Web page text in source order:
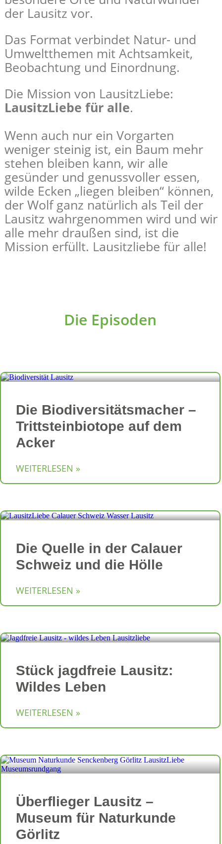
der Lausitz vor.
Das Format verbindet Natur- und
Umweltthemen mit Achtsamkeit,
Beobachtung und Einordnung.
Die Mission von LausitzLiebe:
LausitzLiebe für alle.
Wenn auch nur ein Vorgarten
weniger steinig ist, ein Baum mehr
stehen bleiben kann, wir alle
gesünder und genussvoller essen,
wilde Ecken „liegen bleiben“ können,
der Wolf ganz natürlich als Teil der
Lausitz wahrgenommen wird und wir
alle mehr draußen sind, ist die
Mission erfüllt. Lausitzliebe für alle!
Die Episoden
Die Biodiversitätsmacher –
Trittsteinbiotope auf dem
Acker
WEITERLESEN »
Die Quelle in der Calauer
Schweiz und die Hölle
WEITERLESEN »
Stück jagdfreie Lausitz:
Wildes Leben
WEITERLESEN »
Überflieger Lausitz –
Museum für Naturkunde
Görlitz